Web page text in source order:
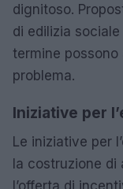
dignitoso.
di edilizia
termine
problema.
Iniziative per
Le iniziative per
la costruzione di
l’offerta di